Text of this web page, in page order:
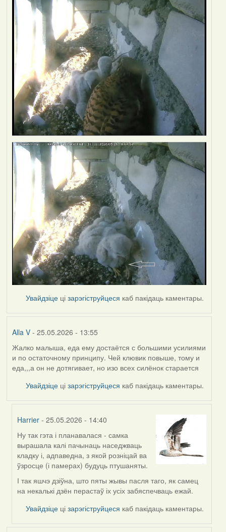
Увайдзіце цізарэгіструйцеся каб пакідаць каментары.
Alla V- 25.05.2026 - 13:55
Жалко малыша, еда ему достаётся с большими усилиями
и по остаточному принципу. Чей клювик повыше, тому и
еда,,,а он не дотягивает, но изо всех силёнок старается
Увайдзіце цізарэгіструйцеся каб пакідаць каментары.
Harrier - 25.05.2026 - 14:40
In
reply
to
by
Alla
V
Ну так гэта і планавалася - самка
вырашала калі пачынаць наседжваць
кладку і, адпаведна, з якой розніцай ва
ўзросце (і памерах) будуць птушаняты.
І так яшчэ дзіўна, што пяты жывы пасля таго, як самец
на некалькі дзён перастаў іх усіх забяспечваць ежай.
Увайдзіце цізарэгіструйцеся каб пакідаць каментары.